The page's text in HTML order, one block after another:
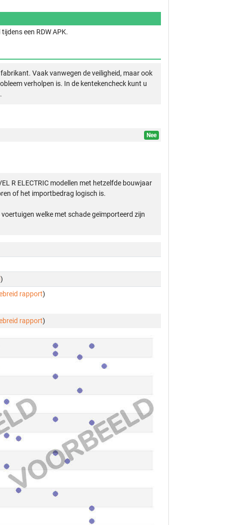
een RDW APK.
Vaak vanwegen de veiligheid, maar ook
verholpen is. In de kentekencheck kunt u
Nee
R ELECTRIC modellen met hetzelfde bouwjaar
of het importbedrag logisch is.
welke met schade geïmporteerd zijn
)
rapport)
rapport)